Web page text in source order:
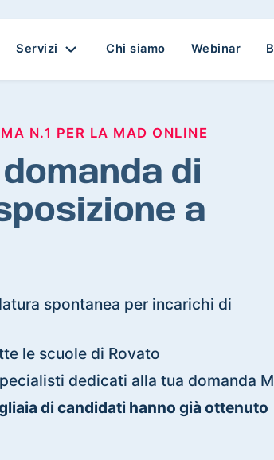
Servizi Chi siamo Webinar
N.1 PER LA MAD ONLINE
di
a
spontanea per incarichi di
le scuole di Rovato
dedicati alla tua domanda
di candidati hanno già ottenuto